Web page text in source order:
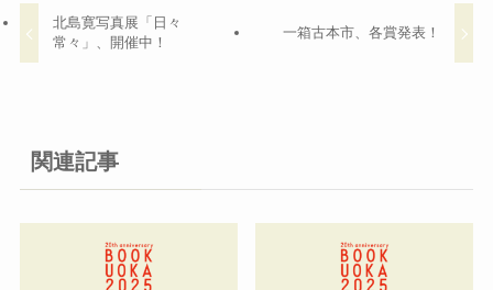
北島寛写真展「日々
常々」、開催中！
一箱古本市、各賞発表！
関連記事